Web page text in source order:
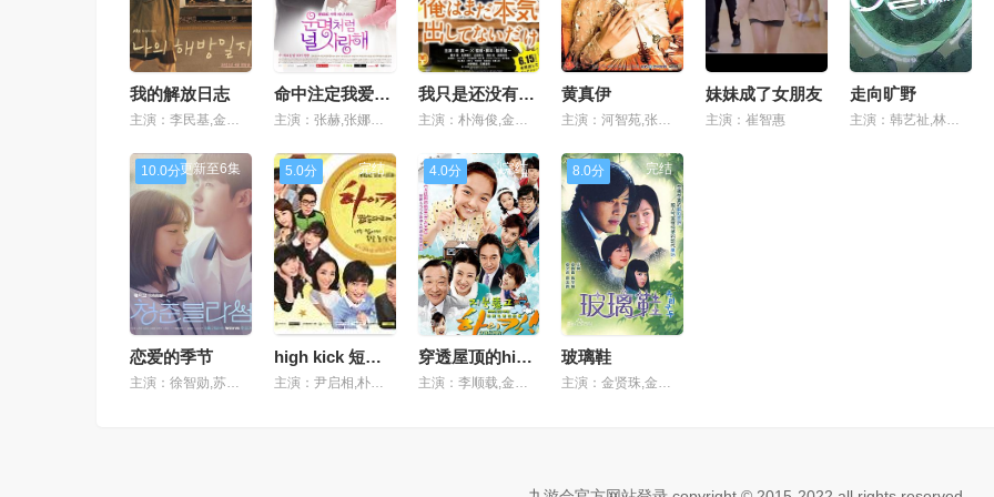
我的解放日志 命中注定我爱你2014
主演：张赫,张娜拉,崔振赫,王智媛,崔宇植
我只是还没有全力以赴 黄真伊 妹妹成了女朋友
主演：崔智惠
走向旷野
10.0分更新至6集
恋爱的季节
主演：徐智勋,苏珠妍,金珉奎,姜惠媛
5.0分 完结
high kick 短腿的反击
主演：尹启相,朴河宣,徐智锡,李钟硕,郑秀晶,白珍熙,金智媛,安内相,尹有善,朱利安·姜,姜昇润
4.0分 完结
穿透屋顶的high kick
主演：李顺载,金慈玉,黄正音,崔丹尼尔,申世京,尹施允,郑普硕,吴贤庆,刘寅娜,李起光,李光洙,陈智熙,徐信爱,朱利安·姜
8.0分 完结
玻璃鞋
主演：金贤珠,金芝荷,韩在硕,金圭丽,苏志燮,金静华,金忠烈,崔宇革